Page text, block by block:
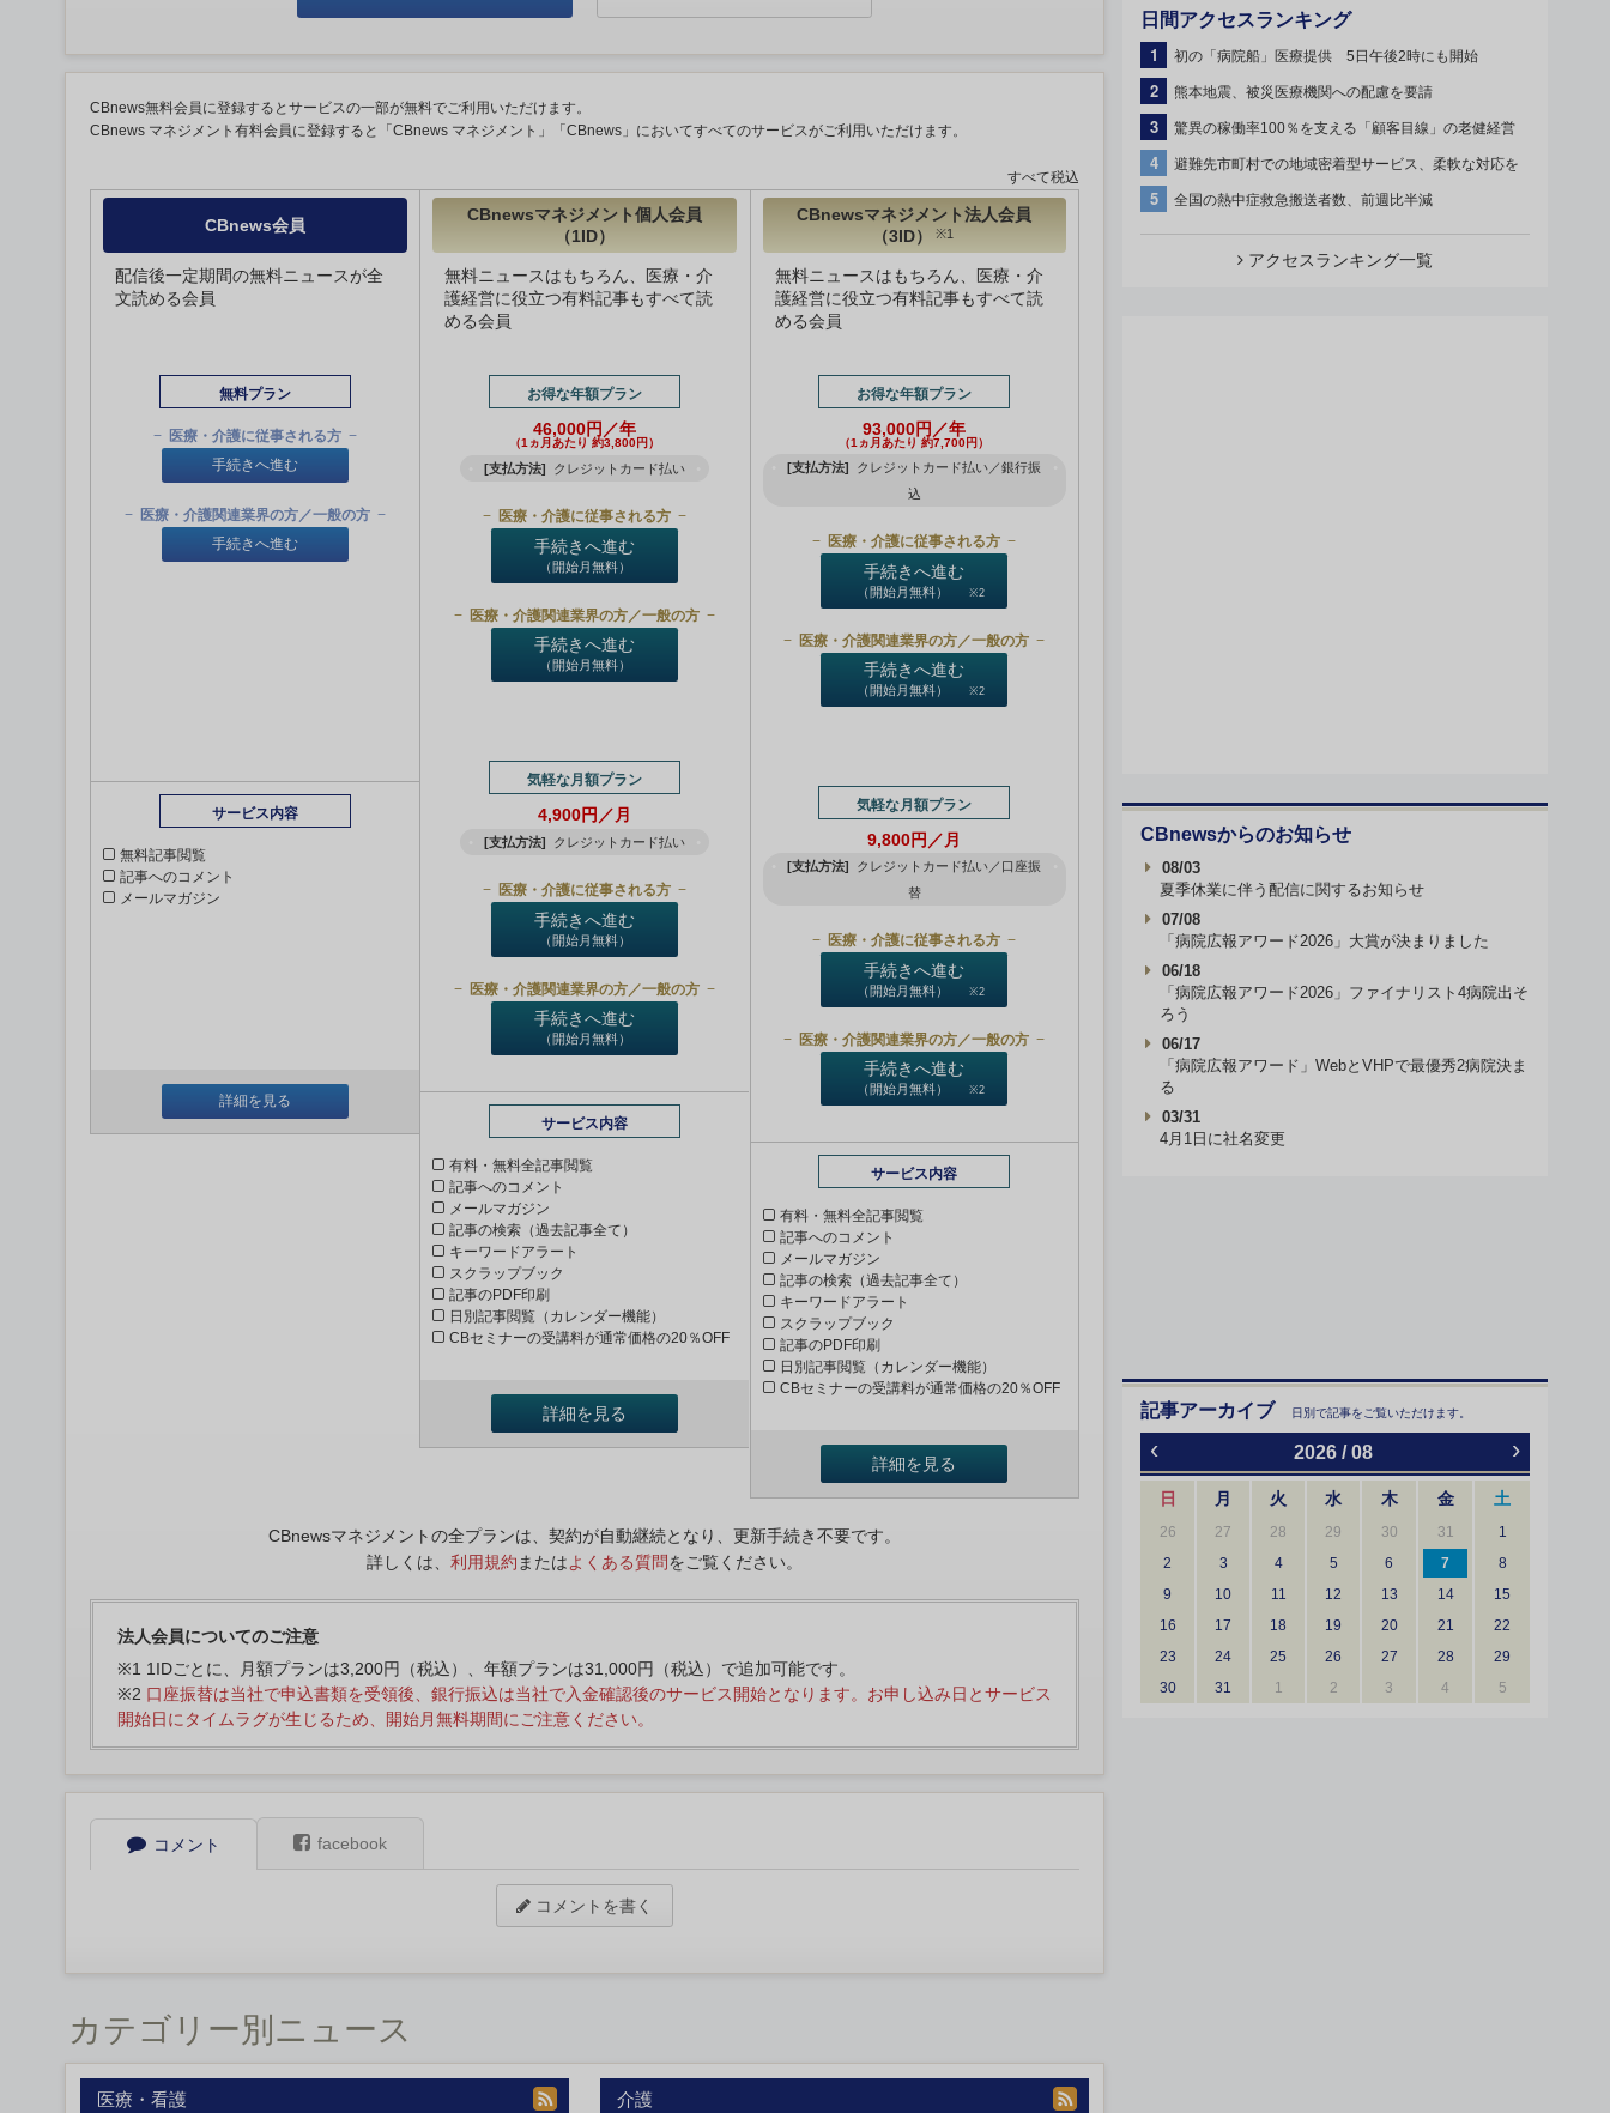
CBnews無料会員に登録するとサービスの一部が無料でご利用いただけます。
CBnews マネジメント有料会員に登録すると「CBnews マネジメント」「CBnews」においてすべてのサービスがご利用いただけます。
すべて税込
CBnews会員
配信後一定期間の無料ニュースが全
文読める会員
無料プラン
医療・介護に従事される方
手続きへ進む
医療・介護関連業界の方／一般の方
手続きへ進む
サービス内容
無料記事閲覧
記事へのコメント
メールマガジン
詳細を見る
CBnewsマネジメント個人会員
（1ID）
無料ニュースはもちろん、医療・介
護経営に役立つ有料記事もすべて読
める会員
お得な年額プラン
46,000円／年
（1ヵ月あたり 約3,800円）
[支払方法] クレジットカード払い
医療・介護に従事される方
手続きへ進む
（開始月無料）
医療・介護関連業界の方／一般の方
手続きへ進む
（開始月無料）
気軽な月額プラン
4,900円／月
[支払方法] クレジットカード払い
医療・介護に従事される方
手続きへ進む
（開始月無料）
医療・介護関連業界の方／一般の方
手続きへ進む
（開始月無料）
サービス内容
有料・無料全記事閲覧
記事へのコメント
メールマガジン
記事の検索（過去記事全て）
キーワードアラート
スクラップブック
記事のPDF印刷
日別記事閲覧（カレンダー機能）
CBセミナーの受講料が通常価格の20％OFF
詳細を見る
CBnewsマネジメント法人会員
（3ID）
※1
無料ニュースはもちろん、医療・介
護経営に役立つ有料記事もすべて読
める会員
お得な年額プラン
93,000円／年
（1ヵ月あたり 約7,700円）
[支払方法]
クレジットカード払い／銀行振
込
医療・介護に従事される方
手続きへ進む
（開始月無料） ※2
医療・介護関連業界の方／一般の方
手続きへ進む
（開始月無料） ※2
気軽な月額プラン
9,800円／月
[支払方法]
クレジットカード払い／口座振
替
医療・介護に従事される方
手続きへ進む
（開始月無料） ※2
医療・介護関連業界の方／一般の方
手続きへ進む
（開始月無料） ※2
サービス内容
有料・無料全記事閲覧
記事へのコメント
メールマガジン
記事の検索（過去記事全て）
キーワードアラート
スクラップブック
記事のPDF印刷
日別記事閲覧（カレンダー機能）
CBセミナーの受講料が通常価格の20％OFF
詳細を見る
CBnewsマネジメントの全プランは、契約が自動継続となり、更新手続き不要です。
詳しくは、 利用規約 またはよくある質問をご覧ください。
法人会員についてのご注意
※1 1IDごとに、月額プランは3,200円（税込）、年額プランは31,000円（税込）で追加可能です。
※2 口座振替は当社で申込書類を受領後、銀行振込は当社で入金確認後のサービス開始となります。お申し込み日とサービス
開始日にタイムラグが生じるため、開始月無料期間にご注意ください。
コメント facebook
コメントを書く
カテゴリー別ニュース
医療・看護 介護
日間アクセスランキング
1 初の「病院船」医療提供 5日午後2時にも開始
2 熊本地震、被災医療機関への配慮を要請
3 驚異の稼働率100％を支える「顧客目線」の老健経営
4 避難先市町村での地域密着型サービス、柔軟な対応を
5 全国の熱中症救急搬送者数、前週比半減
アクセスランキング一覧
CBnewsからのお知らせ
08/03
夏季休業に伴う配信に関するお知らせ
07/08
「病院広報アワード2026」大賞が決まりました
06/18
「病院広報アワード2026」ファイナリスト4病院出そ
ろう
06/17
「病院広報アワード」WebとVHPで最優秀2病院決ま
る
03/31
4月1日に社名変更
記事アーカイブ 日別で記事をご覧いただけます。
‹ 2026 / 08 ›
日 月 火 水 木 金 土
26 27 28 29 30 31
1
2
3 4 5 6 7
8
9
10 11 12 13 14
15
16
17 18 19 20 21
22
23
24 25 26 27 28
29
30
31 1 2 3 4 5